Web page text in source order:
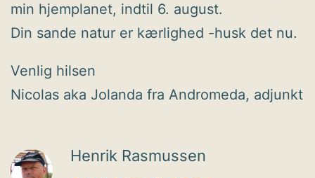
min hjemplanet, indtil 6. august.
Din sande natur er kærlighed -husk det nu.
Venlig hilsen
Nicolas aka Jolanda fra Andromeda, adjunkt
Henrik Rasmussen